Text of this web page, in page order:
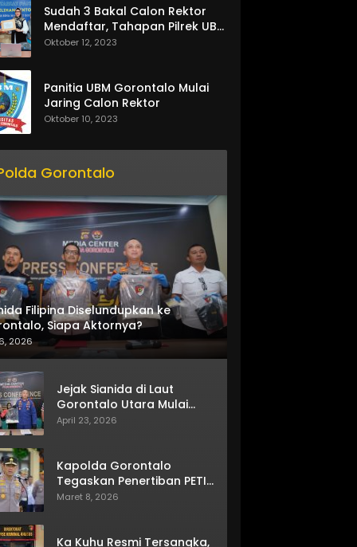
Sudah 3 Bakal Calon Rektor
Mendaftar, Tahapan Pilrek UBM
Gorontalo Makin Seru
Oktober 12, 2023
Panitia UBM Gorontalo Mulai
Jaring Calon Rektor
Oktober 10, 2023
Gorontalo
Filipina Diselundupkan ke
Siapa Aktornya?
2026
Jejak Sianida di Laut
Gorontalo Utara Mulai
Terkuak
April 23, 2026
Kapolda Gorontalo
Tegaskan Penertiban PETI
Terus Berjalan
Maret 8, 2026
Ka Kuhu Resmi Tersangka,